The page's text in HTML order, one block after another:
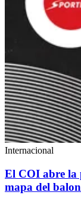
Internacional
El COI abre la
mapa del